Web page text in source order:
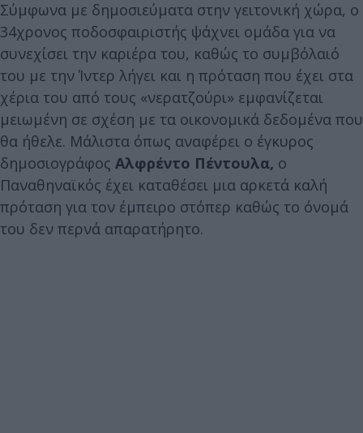
Σύμφωνα με δημοσιεύματα στην γειτονική χώρα, ο
34χρονος ποδοσφαιριστής ψάχνει ομάδα για να
συνεχίσει την καριέρα του, καθώς το συμβόλαιό
του με την Ίντερ λήγει και η πρόταση που έχει στα
χέρια του από τους «νερατζούρι» εμφανίζεται
μειωμένη σε σχέση με τα οικονομικά δεδομένα που
θα ήθελε. Μάλιστα όπως αναφέρει ο έγκυρος
δημοσιογράφος Αλφρέντο Πέντουλα, ο
Παναθηναϊκός έχει καταθέσει μια αρκετά καλή
πρόταση για τον έμπειρο στόπερ καθώς το όνομά
του δεν περνά απαρατήρητο.